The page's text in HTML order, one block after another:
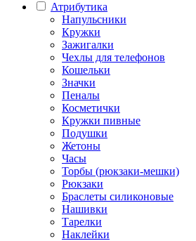
Атрибутика
Напульсники
Кружки
Зажигалки
Чехлы для телефонов
Кошельки
Значки
Пеналы
Косметички
Кружки пивные
Подушки
Жетоны
Часы
Торбы (рюкзаки-мешки)
Рюкзаки
Браслеты силиконовые
Нашивки
Тарелки
Наклейки